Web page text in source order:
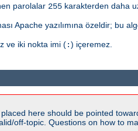
parolalar 255 karakterden daha
Apache yazılımına özeldir; bu
ve iki nokta imi (:) içeremez.
here should be pointed
off-topic. Questions on how to